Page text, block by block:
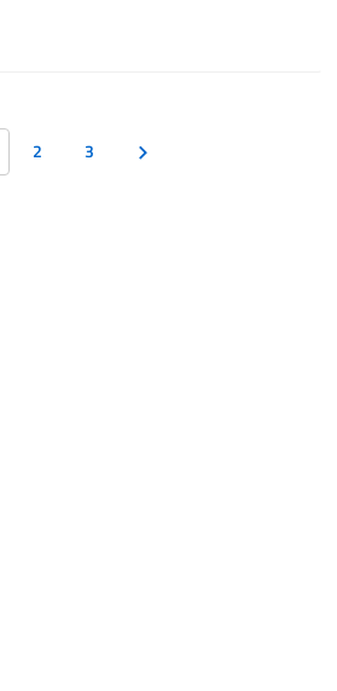
2 3